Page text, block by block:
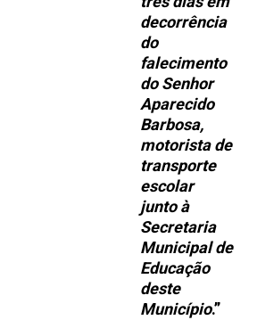
decorrência
do
falecimento
do Senhor
Aparecido
Barbosa,
motorista de
transporte
escolar
junto à
Secretaria
Municipal de
Educação
deste
Município.”